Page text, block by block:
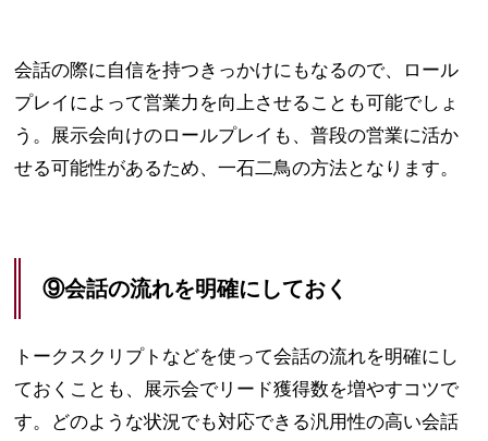
会話の際に自信を持つきっかけにもなるので、ロール
プレイによって営業力を向上させることも可能でしょ
う。展示会向けのロールプレイも、普段の営業に活か
せる可能性があるため、一石二鳥の方法となります。
⑨会話の流れを明確にしておく
トークスクリプトなどを使って会話の流れを明確にし
ておくことも、展示会でリード獲得数を増やすコツで
す。どのような状況でも対応できる汎用性の高い会話